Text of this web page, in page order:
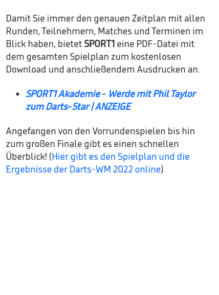
Damit Sie immer den genauen Zeitplan mit allen
Runden, Teilnehmern, Matches und Terminen im
Blick haben, bietet SPORT1 eine PDF-Datei mit
dem gesamten Spielplan zum kostenlosen
Download und anschließendem Ausdrucken an.
SPORT1 Akademie - Werde mit Phil Taylor
zum Darts-Star | ANZEIGE
Angefangen von den Vorrundenspielen bis hin
zum großen Finale gibt es einen schnellen
Überblick! (Hier gibt es den Spielplan und die
Ergebnisse der Darts-WM 2022 online)